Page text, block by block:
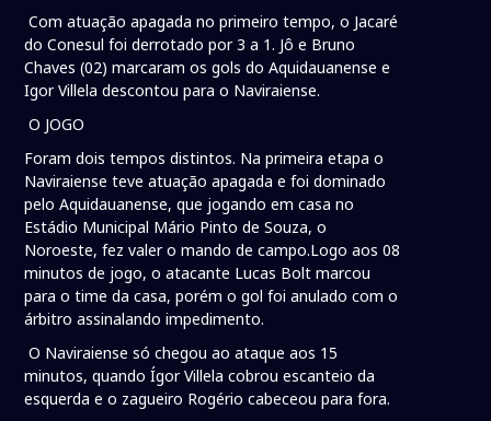
Com atuação apagada no primeiro tempo, o Jacaré
do Conesul foi derrotado por 3 a 1. Jô e Bruno
Chaves (02) marcaram os gols do Aquidauanense e
Igor Villela descontou para o Naviraiense.
O JOGO
Foram dois tempos distintos. Na primeira etapa o
Naviraiense teve atuação apagada e foi dominado
pelo Aquidauanense, que jogando em casa no
Estádio Municipal Mário Pinto de Souza, o
Noroeste, fez valer o mando de campo.Logo aos 08
minutos de jogo, o atacante Lucas Bolt marcou
para o time da casa, porém o gol foi anulado com o
árbitro assinalando impedimento.
O Naviraiense só chegou ao ataque aos 15
minutos, quando Ígor Villela cobrou escanteio da
esquerda e o zagueiro Rogério cabeceou para fora.